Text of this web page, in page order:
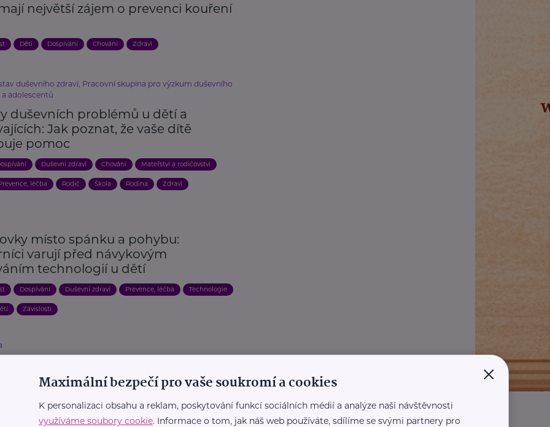
největší zájem o prevenci kouření
Děti Dospívání Chování Zdraví
duševního zdraví, Pracovní skupina pro výzkum duševního
adolescentů
duševních problémů u dětí a
Jak poznat, že vaše dítě
pomoc
Duševní zdraví Chování Mateřství a rodičovství
léčba Rodič Škola Rodina Zdraví
místo spánku a pohybu:
varují před návykovým
technologií u dětí
Dospívání Duševní zdraví Prevence, léčba Technologie
Závislosti
a jak mohou rodiče pomoci?
×
Maximální bezpečí pro vaše soukromí a cookies
K personalizaci obsahu a reklam, poskytování funkcí sociálních médií a analýze naší návštěvnosti
využíváme soubory cookie. Informace o tom, jak náš web používáte, sdílíme se svými partnery pro